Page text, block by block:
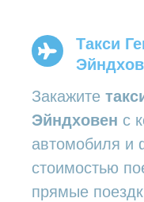
Такси
Закажите
Эйндховен с
автомобиля и
стоимостью
прямые